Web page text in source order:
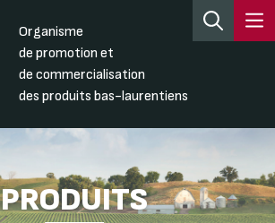
Organisme
de promotion et
de commercialisation
des produits bas-laurentiens
PRODUITS